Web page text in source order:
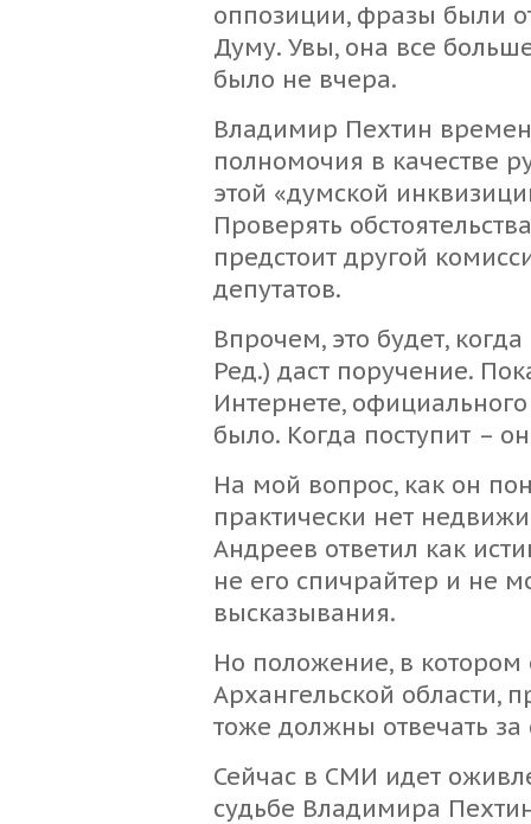
оппозиции, фразы были
Думу. Увы, она все
было не вчера.
Владимир Пехтин
полномочия в качестве
этой «думской
Проверять
предстоит другой
депутатов.
Впрочем, это будет,
Ред.) даст поручение.
Интернете,
было. Когда поступит –
На мой вопрос, как он
практически нет
Андреев ответил как
не его спичрайтер и не
высказывания.
Но положение, в котором
Архангельской области,
тоже должны отвечать
Сейчас в СМИ идет
судьбе Владимира